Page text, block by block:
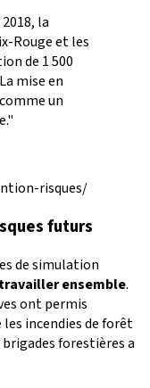
la
Rouge et les
de 1 500
mise en
un
risques/
futurs
de simulation
ensemble.
ont permis
incendies de forêt
brigades forestières a